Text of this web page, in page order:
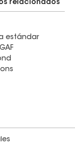
relacionados
estándar